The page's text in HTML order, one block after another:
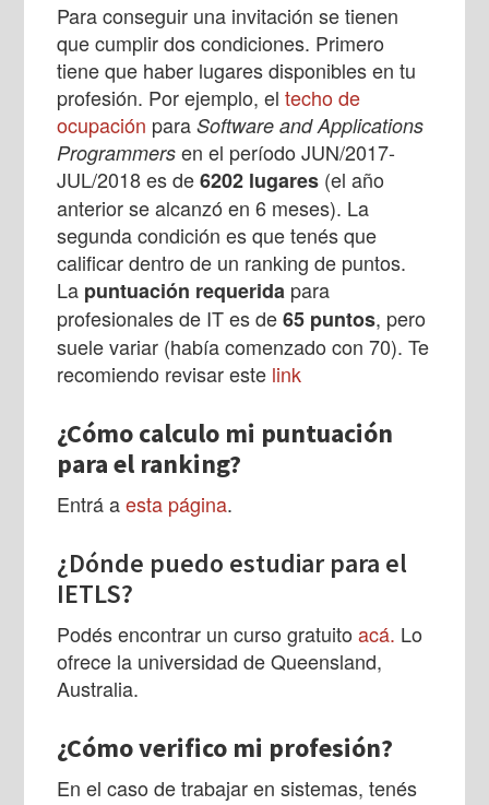
Para conseguir una invitación se tienen
que cumplir dos condiciones. Primero
tiene que haber lugares disponibles en tu
profesión. Por ejemplo, eltecho de
ocupación paraSoftware and Applications
Programmers en el período JUN/2017-
JUL/2018es de6202 lugares (el año
anterior se alcanzó en 6 meses). La
segunda condición es que tenés que
calificar dentro de un ranking de puntos.
La puntuación requerida para
profesionales de IT es de65 puntos, pero
suele variar (había comenzado con 70). Te
recomiendo revisar este link
¿Cómo calculo mi puntuación
para el ranking?
Entrá aesta página.
¿Dónde puedo estudiar para el
IETLS?
Podés encontrar un curso gratuitoacá. Lo
ofrece la universidad de Queensland,
Australia.
¿Cómo verifico mi profesión?
En el caso de trabajar en sistemas, tenés